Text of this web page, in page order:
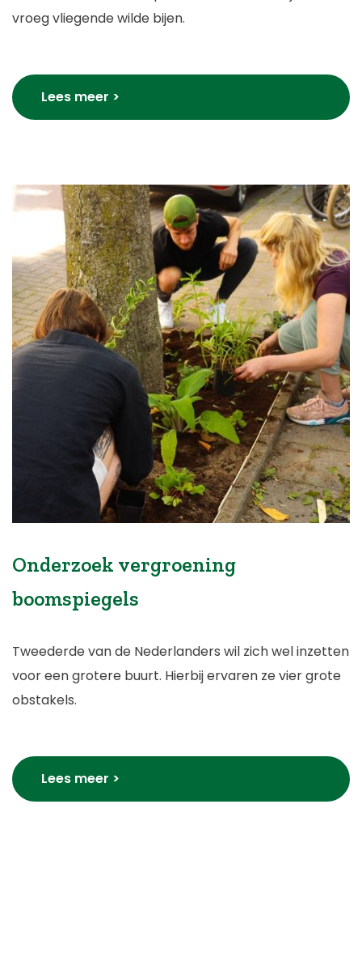
vroeg vliegende wilde bijen.
Lees meer >
Onderzoek vergroening
boomspiegels
Tweederde van de Nederlanders wil zich wel inzetten
voor een grotere buurt. Hierbij ervaren ze vier grote
obstakels.
Lees meer >